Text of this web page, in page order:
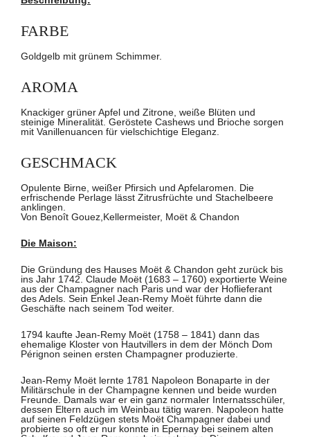
FARBE
Goldgelb mit grünem Schimmer.
AROMA
Knackiger grüner Apfel und Zitrone, weiße Blüten und
steinige Mineralität. Geröstete Cashews und Brioche sorgen
mit Vanillenuancen für vielschichtige Eleganz.
GESCHMACK
Opulente Birne, weißer Pfirsich und Apfelaromen. Die
erfrischende Perlage lässt Zitrusfrüchte und Stachelbeere
anklingen.
Von Benoît Gouez,Kellermeister, Moët & Chandon
Die Maison:
Die Gründung des Hauses Moët & Chandon geht zurück bis
ins Jahr 1742. Claude Moët (1683 – 1760) exportierte Weine
aus der Champagner nach Paris und war der Hoflieferant
des Adels. Sein Enkel Jean-Remy Moët führte dann die
Geschäfte nach seinem Tod weiter.
1794 kaufte Jean-Remy Moët (1758 – 1841) dann das
ehemalige Kloster von Hautvillers in dem der Mönch Dom
Pérignon seinen ersten Champagner produzierte.
Jean-Remy Moët lernte 1781 Napoleon Bonaparte in der
Militärschule in der Champagne kennen und beide wurden
Freunde. Damals war er ein ganz normaler Internatsschüler,
dessen Eltern auch im Weinbau tätig waren. Napoleon hatte
auf seinen Feldzügen stets Moët Champagner dabei und
probierte so oft er nur konnte in Epernay bei seinem alten